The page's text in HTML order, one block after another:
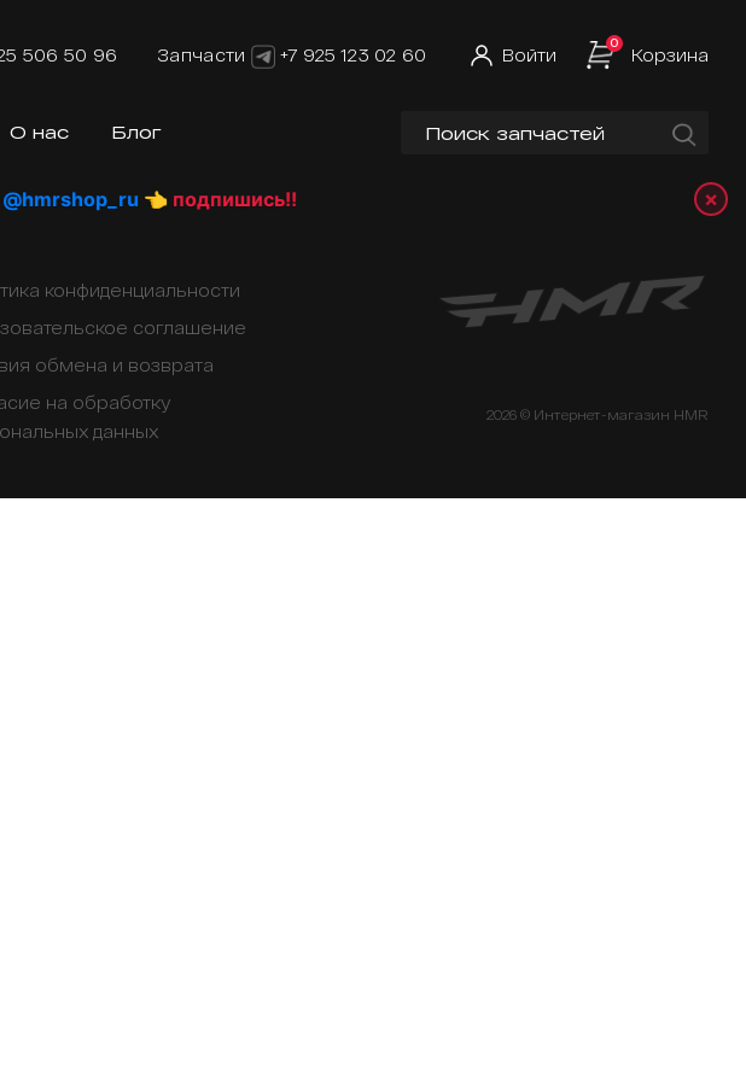
506 50 96 Запчасти +7 925 123 02 60 Войти
0
Корзина
О нас Блог
👈 подпишись!! ×
конфиденциальности
соглашение
обмена и возврата
на обработку
данных
2026 © Интернет-магазин HMR